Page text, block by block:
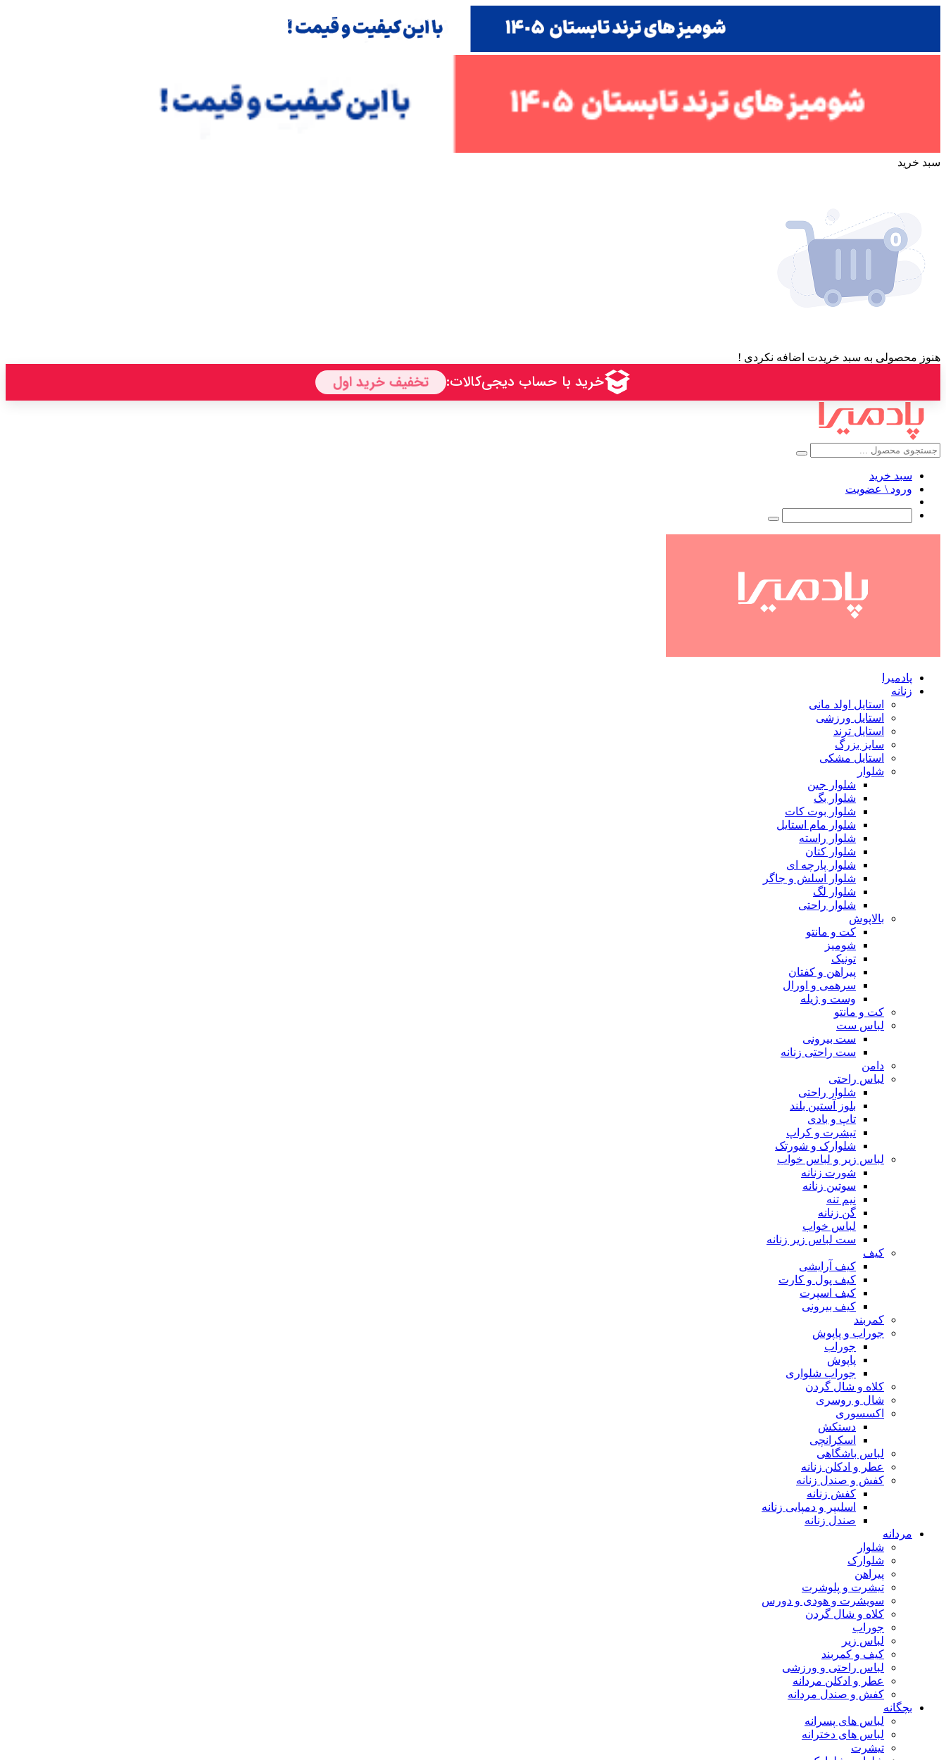
سبد خرید
هنوز محصولی به سبد خریدت اضافه نکردی !
سبد خرید
ورود \ عضویت
پادمیرا
زنانه
استایل اولد مانی
استایل ورزشی
استایل ترند
سایز بزرگ
استایل مشکی
شلوار
شلوار جین
شلوار بگ
شلوار بوت کات
شلوار مام استایل
شلوار راسته
شلوار کتان
شلوار پارچه ای
شلوار اسلش و جاگر
شلوار لگ
شلوار راحتی
بالاپوش
کت و مانتو
شومیز
تونیک
پیراهن و کفتان
سرهمی و اورال
وست و ژیله
کت و مانتو
لباس ست
ست بیرونی
ست راحتی زنانه
دامن
لباس راحتی
شلوار راحتی
بلوز آستین بلند
تاپ و بادی
تیشرت و کراپ
شلوارک و شورتک
لباس زیر و لباس خواب
شورت زنانه
سوتین زنانه
نیم تنه
گن زنانه
لباس خواب
ست لباس زیر زنانه
کیف
کیف آرایشی
کیف پول و کارت
کیف اسپرت
کیف بیرونی
کمربند
جوراب و پاپوش
جوراب
پاپوش
جوراب شلواری
کلاه و شال گردن
شال و روسری
اکسسوری
دستکش
اسکرانچی
لباس باشگاهی
عطر و ادکلن زنانه
کفش و صندل زنانه
کفش زنانه
اسلیپر و دمپایی زنانه
صندل زنانه
مردانه
شلوار
شلوارک
پیراهن
تیشرت و پلوشرت
سویشرت و هودی و دورس
کلاه و شال گردن
جوراب
لباس زیر
کیف و کمربند
لباس راحتی و ورزشی
عطر و ادکلن مردانه
کفش و صندل مردانه
بچگانه
لباس های پسرانه
لباس های دخترانه
تیشرت